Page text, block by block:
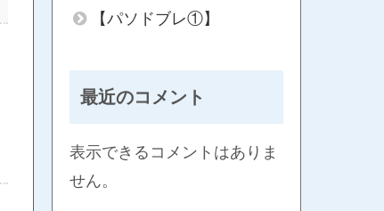
【パソドブレ①】
最近のコメント
表示できるコメントはありま
せん。